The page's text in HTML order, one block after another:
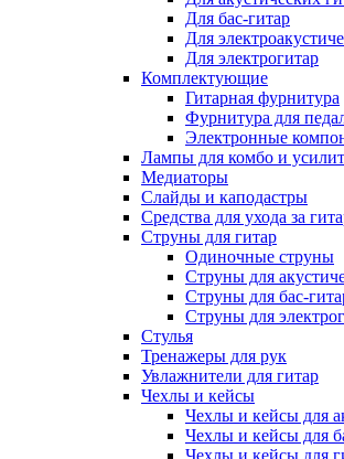
Для бас-гитар
Для
Для электрогитар
Комплектующие
Гитарная фурнитура
Фурнитура для
Электронные
Лампы для комбо и
Медиаторы
Слайды и каподастры
Средства для ухода за
Струны для гитар
Одиночные струны
Струны для
Струны для бас-
Струны для
Стулья
Тренажеры для рук
Увлажнители для гитар
Чехлы и кейсы
Чехлы и кейсы для
Чехлы и кейсы для
Чехлы и кейсы для